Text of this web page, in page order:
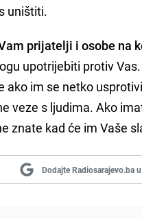
uništiti.
prijatelji i osobe na
upotrijebiti protiv
im se netko
veze s ljudima. Ako
znate kad će im Vaše
Dodajte Radiosarajevo.ba